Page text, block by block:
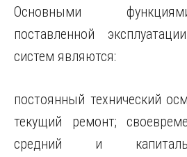
Основными
поставленной
систем являются:
постоянный технический
текущий ремонт;
средний и